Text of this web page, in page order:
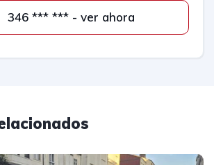
346 *** *** - ver ahora